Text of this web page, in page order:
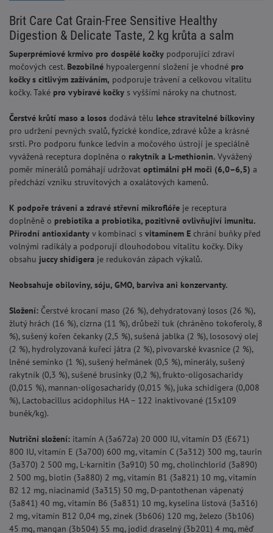
Brit Care Cat Grain-Free Sensitive Healthy
Digestion & Delicate Taste, 2 kg krůta a salm
Superprémiové krmivo pro dospělé kočky podporující zdraví
močových cest. Bezobilné hypoalergenní složení je vhodné pro
kočky s citlivým zažíváním, podporuje trávení a celkovou vitalitu
kočky. Také pro vybíravé kočky s vyššími nároky na chutnost.
Čerstvé krůtí maso a losos dodává tělu lehce stravitelné bílkoviny
pro udržení pevných svalů, fyzické kondice, zdravé kůže a krásné
srsti. Pro podporu funkce ledvin a močového ústrojí je speciálně
vyvážená receptura doplněna o rakytník a L-methionin. Vyvážený
poměr minerálů pomáhají udržovat optimální pH moči (6,0–6,5) a
předchází vzniku struvitových a oxalátových kamenů.
K podpoře trávení a zdravé střevní mikroflóře je receptura
doplněně o prebiotika a probiotika, pozitivně ovlivňujíví imunitu.
Přírodní antioxidanty v kombinaci s vitamínem E chrání buňky před
volnými radikály a podporují dlouhodobou vitalitu kočky. Díky
obsahu juccy shidigera je redukován zápach výkalů.
Neobsahuje obiloviny, sóju, GMO, barviva ani konzervanty.
Složení: Čerstvé krocaní maso (26 %), dehydratovaný losos (26 %),
žlutý hrách (16 %), cizrna (11 %), drůbeží tuk (chráněno tokoferoly, 8
%), sušený kořen čekanky (2,5 %), sušená jablka (2 %), lososový olej
(2 %), hydrolyzovaná kuřecí játra (2 %), pivovarské kvasnice (2 %),
lněné semínko (1 %), sušený heřmánek (0,5 %), minerály, sušený
rakytník (0,3 %), sušené brusinky (0,2 %), frukto-oligosacharidy
(0,015 %), mannan-oligosacharidy (0,015 %), juka schidigera (0,008
%), Lactobacillus acidophilus HA – 122 inaktivované (15x109
buněk/kg).
Nutriční složení: itamín A (3a672a) 20 000 IU, vitamín D3 (E671)
800 IU, vitamín E (3a700) 600 mg, vitamín C (3a312) 300 mg, taurin
(3a370) 2 500 mg, L-karnitin (3a910) 50 mg, cholinchlorid (3a890)
2 500 mg, biotin (3a880) 2 mg, vitamín B1 (3a821) 10 mg, vitamín
B2 12 mg, niacinamid (3a315) 50 mg, D-pantothenan vápenatý
(3a841) 40 mg, vitamín B6 (3a831) 10 mg, kyselina listová (3a316)
2 mg, vitamín B12 0,04 mg, zinek (3b606) 120 mg, železo (3b106)
45 mg, mangan (3b504) 55 mg, jodid draselný (3b201) 4 mg, měď